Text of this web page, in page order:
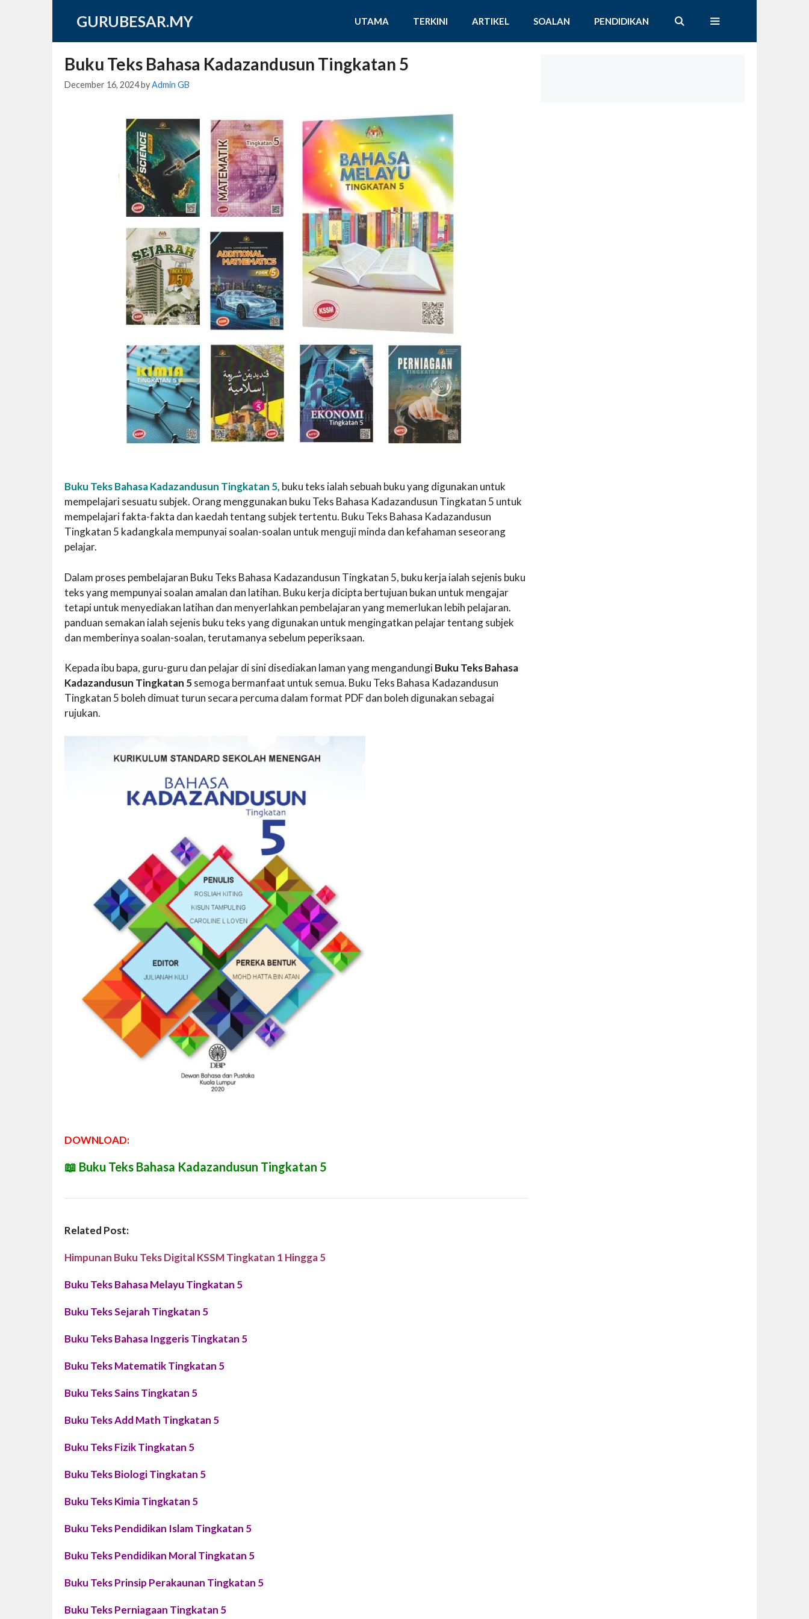
GURUBESAR.MY UTAMA TERKINI ARTIKEL SOALAN PENDIDIKAN
Buku Teks Bahasa Kadazandusun Tingkatan 5
December 16, 2024byAdmin GB
Buku Teks Bahasa Kadazandusun Tingkatan 5, buku teks ialah sebuah buku yang digunakan untuk
mempelajari sesuatu subjek. Orang menggunakan buku Teks Bahasa Kadazandusun Tingkatan 5 untuk
mempelajari fakta-fakta dan kaedah tentang subjek tertentu. Buku Teks Bahasa Kadazandusun
Tingkatan 5 kadangkala mempunyai soalan-soalan untuk menguji minda dan kefahaman seseorang
pelajar.
Dalam proses pembelajaran Buku Teks Bahasa Kadazandusun Tingkatan 5, buku kerja ialah sejenis buku
teks yang mempunyai soalan amalan dan latihan. Buku kerja dicipta bertujuan bukan untuk mengajar
tetapi untuk menyediakan latihan dan menyerlahkan pembelajaran yang memerlukan lebih pelajaran.
panduan semakan ialah sejenis buku teks yang digunakan untuk mengingatkan pelajar tentang subjek
dan memberinya soalan-soalan, terutamanya sebelum peperiksaan.
Kepada ibu bapa, guru-guru dan pelajar di sini disediakan laman yang mengandungiBuku Teks Bahasa
Kadazandusun Tingkatan 5semoga bermanfaat untuk semua. Buku Teks Bahasa Kadazandusun
Tingkatan 5 boleh dimuat turun secara percuma dalam format PDF dan boleh digunakan sebagai
rujukan.
DOWNLOAD:
📖 Buku Teks Bahasa Kadazandusun Tingkatan 5
Related Post:
Himpunan Buku Teks Digital KSSM Tingkatan 1 Hingga 5
Buku Teks Bahasa Melayu Tingkatan 5
Buku Teks Sejarah Tingkatan 5
Buku Teks Bahasa Inggeris Tingkatan 5
Buku Teks Matematik Tingkatan 5
Buku Teks Sains Tingkatan 5
Buku Teks Add Math Tingkatan 5
Buku Teks Fizik Tingkatan 5
Buku Teks Biologi Tingkatan 5
Buku Teks Kimia Tingkatan 5
Buku Teks Pendidikan Islam Tingkatan 5
Buku Teks Pendidikan Moral Tingkatan 5
Buku Teks Prinsip Perakaunan Tingkatan 5
Buku Teks Perniagaan Tingkatan 5